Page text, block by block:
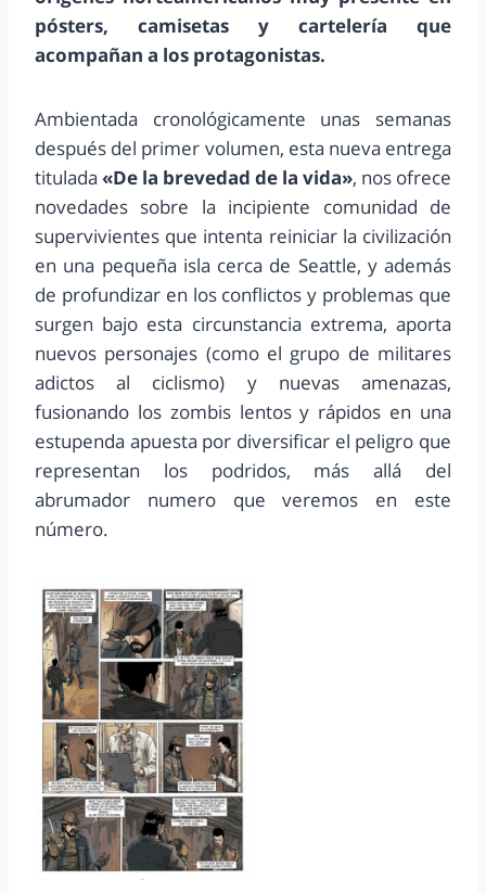
pósters, camisetas y cartelería que
acompañan a los protagonistas.
Ambientada cronológicamente unas semanas
después del primer volumen, esta nueva entrega
titulada «De la brevedad de la vida», nos ofrece
novedades sobre la incipiente comunidad de
supervivientes que intenta reiniciar la civilización
en una pequeña isla cerca de Seattle, y además
de profundizar en los conflictos y problemas que
surgen bajo esta circunstancia extrema, aporta
nuevos personajes (como el grupo de militares
adictos al ciclismo) y nuevas amenazas,
fusionando los zombis lentos y rápidos en una
estupenda apuesta por diversificar el peligro que
representan los podridos, más allá del
abrumador numero que veremos en este
número.